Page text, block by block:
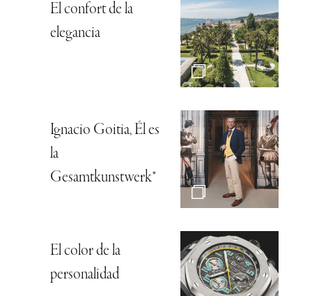
El confort de la
elegancia
Ignacio Goitia, Él es
la
Gesamtkunstwerk*
El color de la
personalidad